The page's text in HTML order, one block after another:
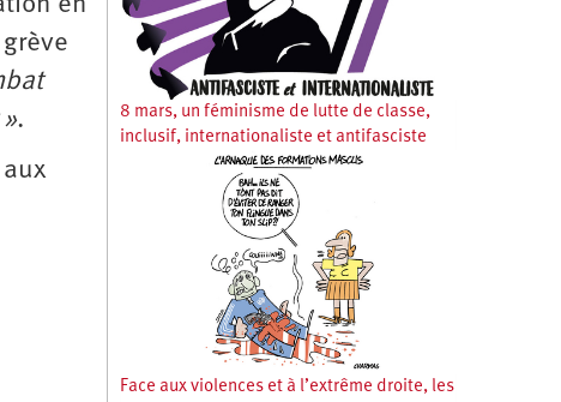
en
.
8 mars, un féminisme de lutte de classe,
inclusif, internationaliste et antifasciste
Face aux violences et à l’extrême droite, les